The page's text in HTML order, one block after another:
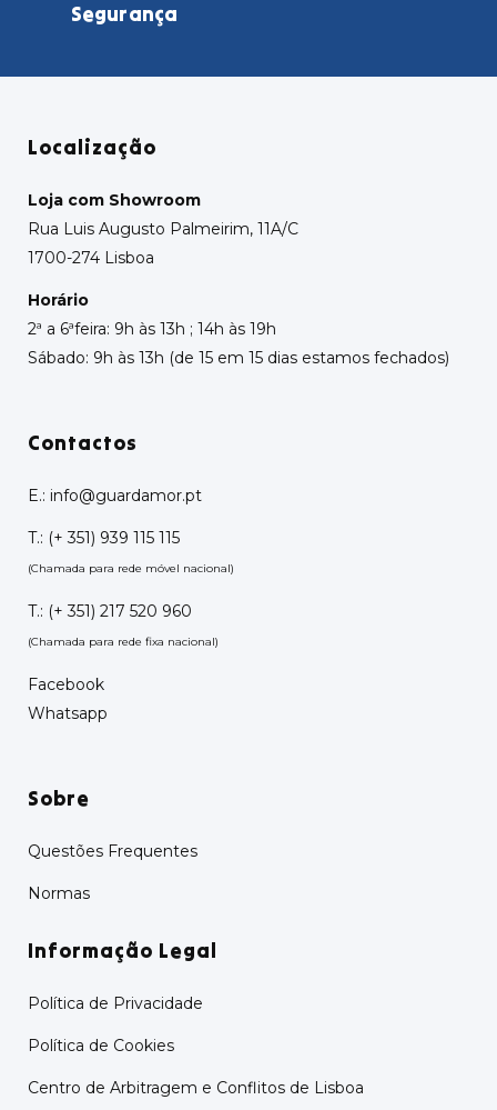
Segurança
Localização
Loja com Showroom
Rua Luis Augusto Palmeirim, 11A/C
1700-274 Lisboa
Horário
2ª a 6ªfeira: 9h às 13h ; 14h às 19h
Sábado: 9h às 13h (de 15 em 15 dias estamos fechados)
Contactos
E.: info@guardamor.pt
T.: (+ 351) 939 115 115
(Chamada para rede móvel nacional)
T.: (+ 351) 217 520 960
(Chamada para rede fixa nacional)
Facebook
Whatsapp
Sobre
Questões Frequentes
Normas
Informação Legal
Política de Privacidade
Política de Cookies
Centro de Arbitragem e Conflitos de Lisboa